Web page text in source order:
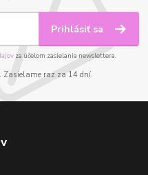
Prihlásiť sa
za účelom zasielania newslettera.
Zasielame raz za 14 dní.